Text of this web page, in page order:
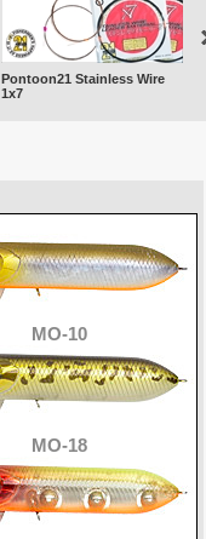
Pontoon21 Stainless Wire
1x7
MO-10
MO-18